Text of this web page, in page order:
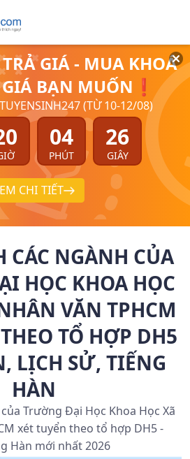
GIÁ - MUA KHOÁ
GIÁ BẠN MUỐN❗
(TỪ 10-12/08)
04
PHÚT
26
GIÂY
CHI TIẾT
CÁC NGÀNH CỦA
HỌC KHOA HỌC
VĂN TPHCM
TỔ HỢP DH5
LỊCH SỬ, TIẾNG
HÀN
Trường Đại Học Khoa Học Xã
xét tuyển theo tổ hợp DH5 -
Hàn mới nhất 2026